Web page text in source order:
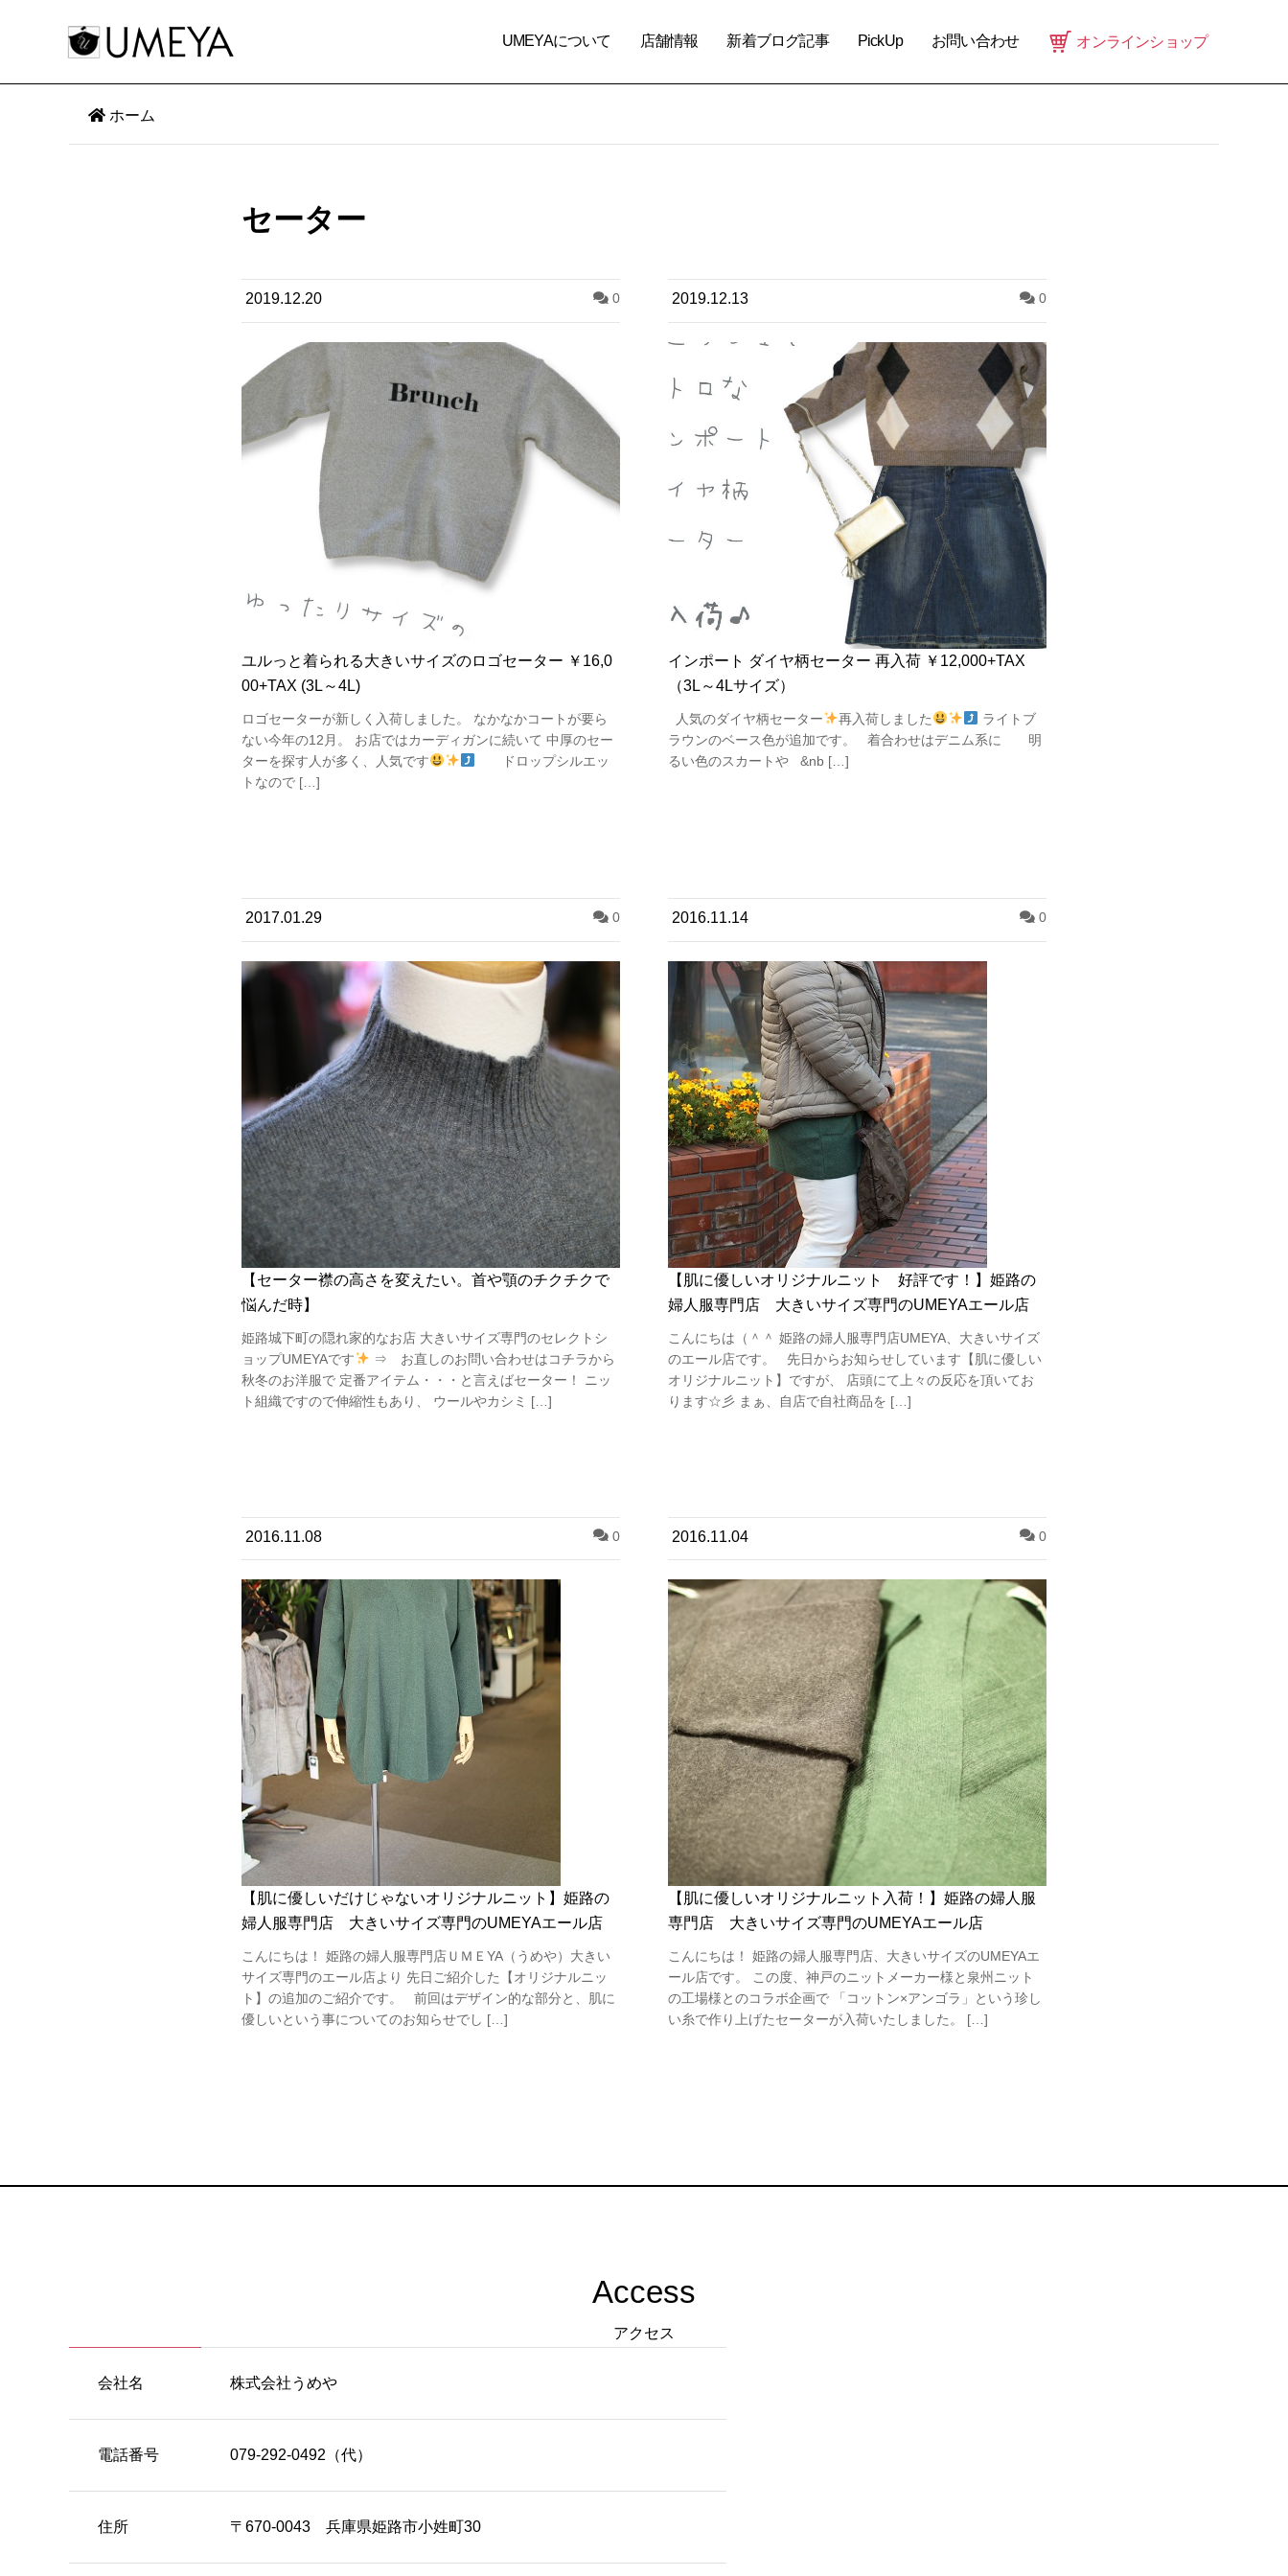
UMEYAについて 店舗情報 新着ブログ記事 PickUp お問い合わせ オンラインショップ
ホーム
セーター
2019.12.20 0
ユルっと着られる大きいサイズのロゴセーター ￥16,0
00+TAX (3L～4L)
ロゴセーターが新しく入荷しました。 なかなかコートが要ら
ない今年の12月。 お店ではカーディガンに続いて 中厚のセー
ターを探す人が多く、人気です
ドロップシルエッ
トなので […]
2019.12.13 0
インポート ダイヤ柄セーター 再入荷 ￥12,000+TAX
（3L～4Lサイズ）
人気のダイヤ柄セーター 再入荷しました
ライトブ
ラウンのベース色が追加です。 着合わせはデニム系に 明
るい色のスカートや &nb […]
2017.01.29 0
【セーター襟の高さを変えたい。首や顎のチクチクで
悩んだ時】
姫路城下町の隠れ家的なお店 大きいサイズ専門のセレクトシ
ョップUMEYAです
⇒ お直しのお問い合わせはコチラから
秋冬のお洋服で 定番アイテム・・・と言えばセーター！ ニッ
ト組織ですので伸縮性もあり、 ウールやカシミ […]
2016.11.14 0
【肌に優しいオリジナルニット 好評です！】姫路の
婦人服専門店 大きいサイズ専門のUMEYAエール店
こんにちは（＾＾ 姫路の婦人服専門店UMEYA、大きいサイズ
のエール店です。 先日からお知らせしています【肌に優しい
オリジナルニット】ですが、 店頭にて上々の反応を頂いてお
ります☆彡 まぁ、自店で自社商品を […]
2016.11.08 0
【肌に優しいだけじゃないオリジナルニット】姫路の
婦人服専門店 大きいサイズ専門のUMEYAエール店
こんにちは！ 姫路の婦人服専門店ＵＭＥYA（うめや）大きい
サイズ専門のエール店より 先日ご紹介した【オリジナルニッ
ト】の追加のご紹介です。 前回はデザイン的な部分と、肌に
優しいという事についてのお知らせでし […]
2016.11.04 0
【肌に優しいオリジナルニット入荷！】姫路の婦人服
専門店 大きいサイズ専門のUMEYAエール店
こんにちは！ 姫路の婦人服専門店、大きいサイズのUMEYAエ
ール店です。 この度、神戸のニットメーカー様と泉州ニット
の工場様とのコラボ企画で 「コットン×アンゴラ」という珍し
い糸で作り上げたセーターが入荷いたしました。 […]
Access
アクセス
会社名 株式会社うめや
電話番号 079-292-0492（代）
住所 〒670-0043 兵庫県姫路市小姓町30